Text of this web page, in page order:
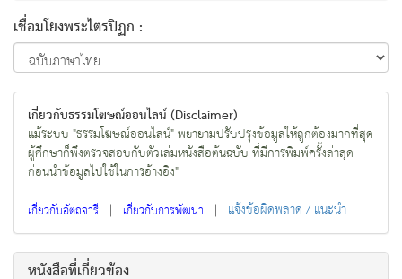
เชื่อมโยงพระไตรปิฏก :
เกี่ยวกับธรรมโฆษณ์ออนไลน์ (Disclaimer)
แม้ระบบ "ธรรมโฆษณ์ออนไลน์" พยายามปรับปรุงข้อมูลให้ถูกต้องมากที่สุด
ผู้ศึกษาก็พึงตรวจสอบกับตัวเล่มหนังสือต้นฉบับ ที่มีการพิมพ์ครั้งล่าสุด
ก่อนนำข้อมูลไปใช้ในการอ้างอิง"
เกี่ยวกับอัตถจารี | เกี่ยวกับการพัฒนา | แจ้งข้อผิดพลาด / แนะนำ
หนังสือที่เกี่ยวข้อง